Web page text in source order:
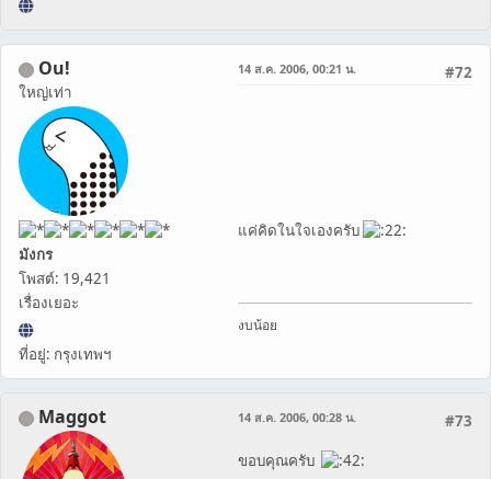
Ou!
ใหญ่เท่า
มังกร
โพสต์: 19,421
เรื่องเยอะ
ที่อยู่: กรุงเทพฯ
#72
14 ส.ค. 2006, 00:21 น.
แค่คิดในใจเองครับ
งบน้อย
Maggot #73
14 ส.ค. 2006, 00:28 น.
ขอบคุณครับ